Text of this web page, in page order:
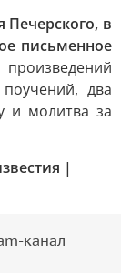
в
письменное
два
и молитва за
|
канал